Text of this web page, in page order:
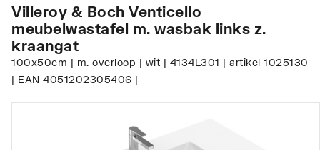
Villeroy & Boch Venticello
meubelwastafel m. wasbak links z.
kraangat
100x50cm | m. overloop | wit | 4134L301 | artikel 1025130
| EAN 4051202305406 |